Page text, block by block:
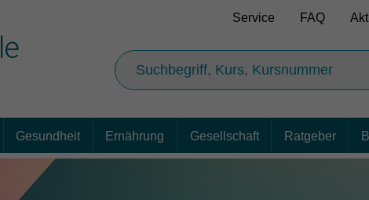
Service FAQ
Gesundheit Ernährung Gesellschaft Ratgeber